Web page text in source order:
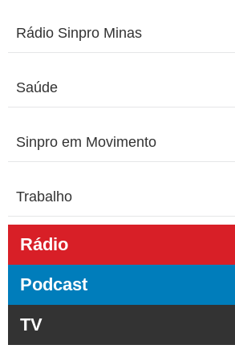
Rádio Sinpro Minas
Saúde
Sinpro em Movimento
Trabalho
Rádio
Podcast
TV